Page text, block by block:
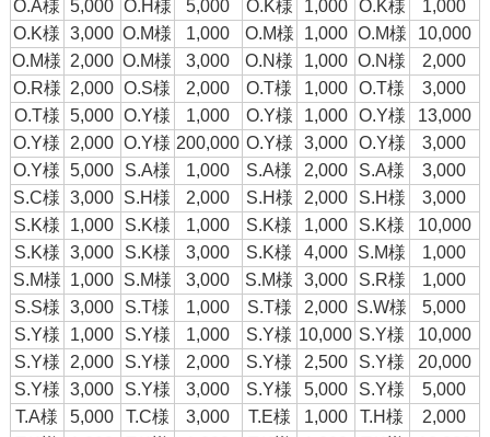
O.A様
5,000 O.H様 5,000 O.K様 1,000 O.K様
1,000
O.K様
3,000 O.M様 1,000 O.M様 1,000 O.M様
10,000
O.M様 2,000 O.M様 3,000 O.N様 1,000 O.N様
2,000
O.R様 2,000 O.S様 2,000 O.T様 1,000 O.T様
3,000
O.T様
5,000 O.Y様 1,000 O.Y様 1,000 O.Y様
13,000
O.Y様
2,000 O.Y様 200,000 O.Y様 3,000 O.Y様
3,000
O.Y様
5,000 S.A様 1,000 S.A様 2,000 S.A様
3,000
S.C様
3,000 S.H様 2,000 S.H様 2,000 S.H様
3,000
S.K様
1,000 S.K様 1,000 S.K様 1,000 S.K様
10,000
S.K様
3,000 S.K様 3,000 S.K様 4,000 S.M様
1,000
S.M様 1,000 S.M様 3,000 S.M様 3,000 S.R様
1,000
S.S様
3,000 S.T様 1,000 S.T様 2,000 S.W様
5,000
S.Y様
1,000 S.Y様 1,000 S.Y様 10,000 S.Y様
10,000
S.Y様
2,000 S.Y様 2,000 S.Y様 2,500 S.Y様
20,000
S.Y様
3,000 S.Y様 3,000 S.Y様 5,000 S.Y様
5,000
T.A様
5,000 T.C様 3,000 T.E様 1,000 T.H様
2,000